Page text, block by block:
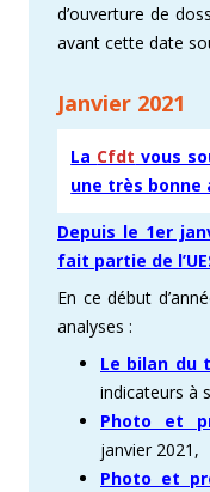
d’ouverture de
avant cette date
Janvier 2021
La Cfdt vous
une très bonne
Depuis le 1er
fait partie de
En ce début
analyses :
Le bilan du
indicateurs à
Photo et
janvier 2021,
Photo et